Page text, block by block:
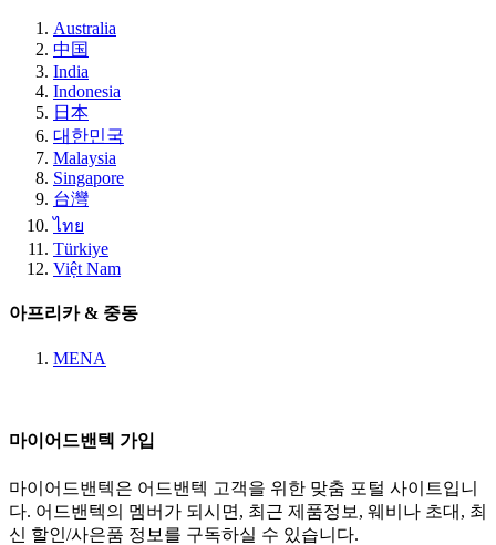
Australia
中国
India
Indonesia
日本
대한민국
Malaysia
Singapore
台灣
ไทย
Türkiye
Việt Nam
아프리카 & 중동
MENA
마이어드밴텍 가입
마이어드밴텍은 어드밴텍 고객을 위한 맞춤 포털 사이트입니
다. 어드밴텍의 멤버가 되시면, 최근 제품정보, 웨비나 초대, 최
신 할인/사은품 정보를 구독하실 수 있습니다.